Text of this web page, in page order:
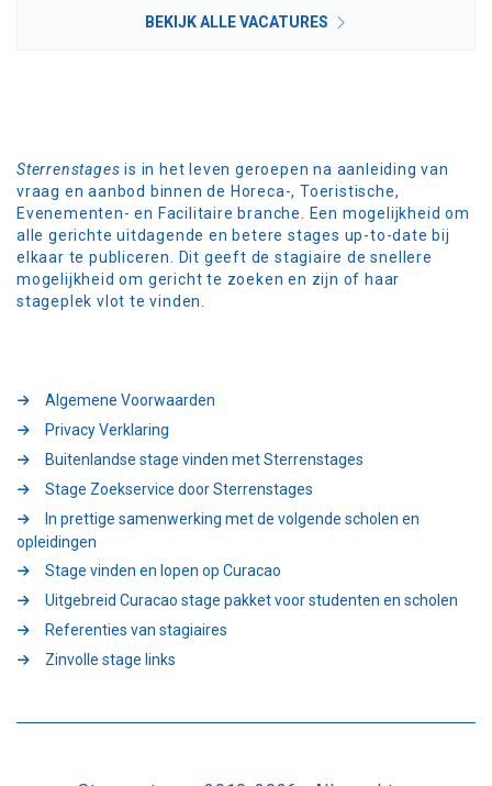
BEKIJK ALLE VACATURES
Sterrenstages is in het leven geroepen na aanleiding van
vraag en aanbod binnen de Horeca-, Toeristische,
Evenementen- en Facilitaire branche. Een mogelijkheid om
alle gerichte uitdagende en betere stages up-to-date bij
elkaar te publiceren. Dit geeft de stagiaire de snellere
mogelijkheid om gericht te zoeken en zijn of haar
stageplek vlot te vinden.
Algemene Voorwaarden
Privacy Verklaring
Buitenlandse stage vinden met Sterrenstages
Stage Zoekservice door Sterrenstages
In prettige samenwerking met de volgende scholen en
opleidingen
Stage vinden en lopen op Curacao
Uitgebreid Curacao stage pakket voor studenten en scholen
Referenties van stagiaires
Zinvolle stage links